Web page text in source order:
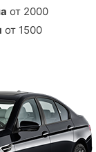
от 2000
от 1500